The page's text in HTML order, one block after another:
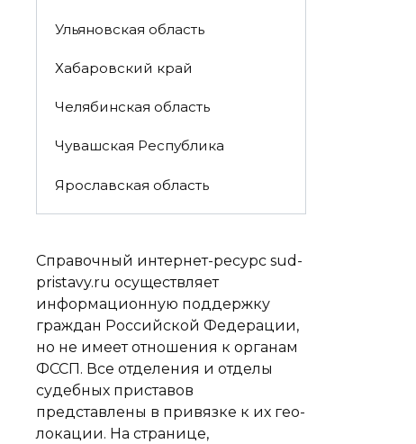
Ульяновская область
Хабаровский край
Челябинская область
Чувашская Республика
Ярославская область
Справочный интернет-ресурс sud-
pristavy.ru осуществляет
информационную поддержку
граждан Российской Федерации,
но не имеет отношения к органам
ФССП. Все отделения и отделы
судебных приставов
представлены в привязке к их гео-
локации. На странице,